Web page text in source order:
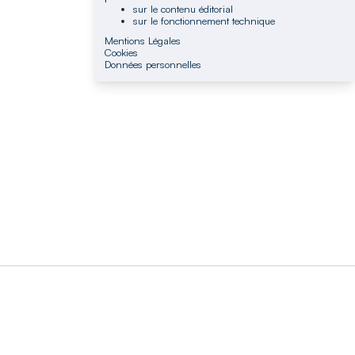
sur le contenu éditorial
sur le fonctionnement technique
Mentions Légales
Cookies
Données personnelles